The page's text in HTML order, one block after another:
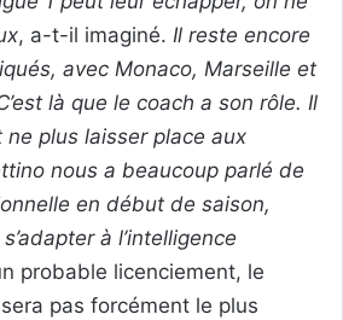
, a-t-il imaginé. Il reste encore
avec Monaco, Marseille et
là que le coach a son rôle. Il
plus laisser place aux
nous a beaucoup parlé de
en début de saison,
à l’intelligence
probable licenciement, le
pas forcément le plus